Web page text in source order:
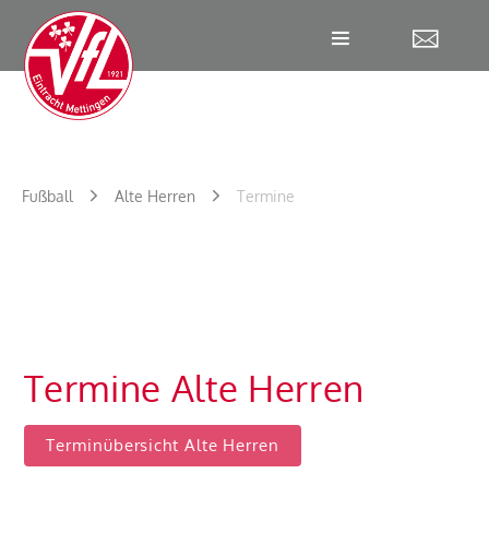
Fußball Alte Herren Termine
Termine Alte Herren
Terminübersicht Alte Herren